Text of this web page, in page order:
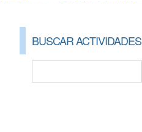
BUSCAR ACTIVIDADES